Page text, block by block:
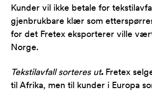
Kunder vil ikke betale for
gjenbrukbare klær som
for det Fretex eksporterer ville
Norge.
Tekstilavfall sorteres ut. Fretex
til Afrika, men til kunder i Europa